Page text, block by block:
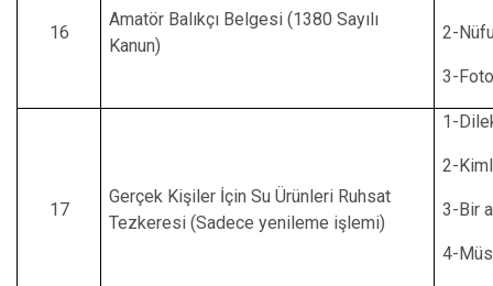
16
Amatör Balıkçı Belgesi (1380 Sayılı
Kanun)
2-
3-
17
Gerçek Kişiler İçin Su Ürünleri Ruhsat
Tezkeresi (Sadece yenileme işlemi)
1-
2-
3-Bir
4-